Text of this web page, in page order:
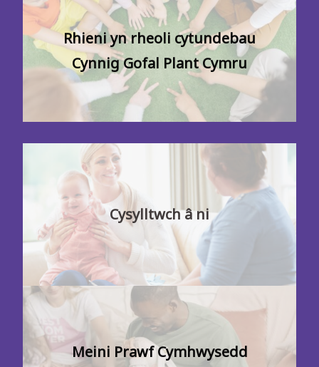
Rhieni yn rheoli cytundebau
Cynnig Gofal Plant Cymru
Cysylltwch â ni
Meini Prawf Cymhwysedd